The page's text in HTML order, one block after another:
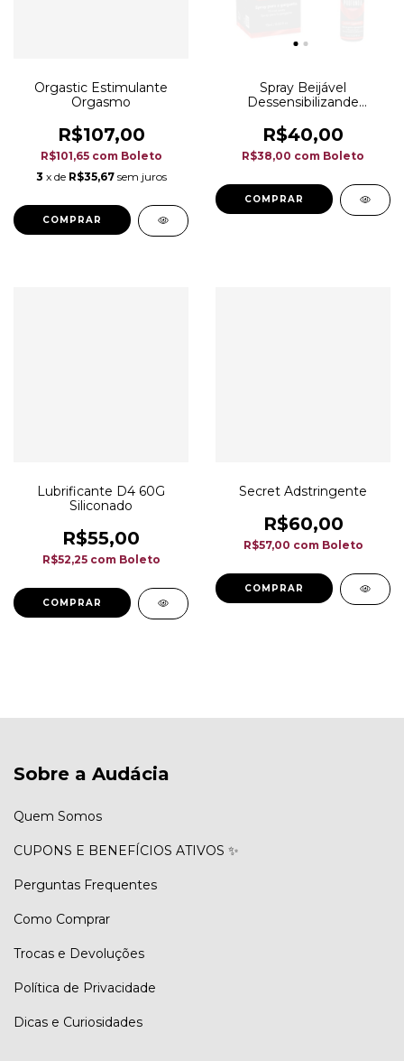
Orgastic Estimulante
Orgasmo
R$107,00
R$101,65 com Boleto
3 x de R$35,67 sem juros
Spray Beijável
Dessensibilizande
R$40,00
R$38,00 com Boleto
COMPRAR
Lubrificante D4 60G
Siliconado
R$55,00
R$52,25 com Boleto
Secret Adstringente
R$60,00
R$57,00 com Boleto
Sobre a Audácia
Quem Somos
CUPONS E BENEFÍCIOS ATIVOS ✨
Perguntas Frequentes
Como Comprar
Trocas e Devoluções
Política de Privacidade
Dicas e Curiosidades